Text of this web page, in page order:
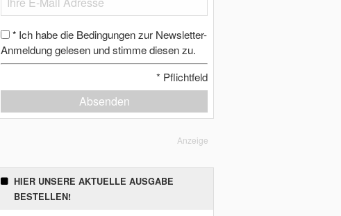
* Ich habe die Bedingungen zur Newsletter-
Anmeldung gelesen und stimme diesen zu.
* Pflichtfeld
Absenden
Anzeige
HIER UNSERE AKTUELLE AUSGABE
BESTELLEN!